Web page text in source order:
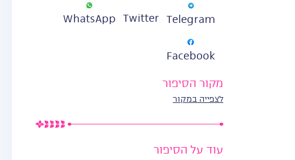
Telegram
Twitter
WhatsApp
Facebook
מקור הסיפור
לצפייה במקור
עוד על הסיפור